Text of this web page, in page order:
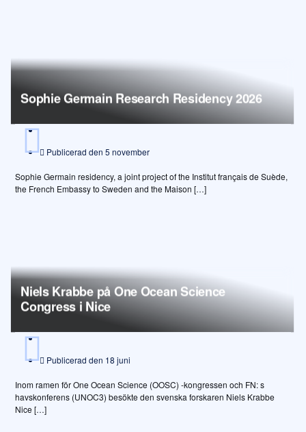
Sophie Germain Research Residency 2026
Publicerad den 5 november
Sophie Germain residency, a joint project of the Institut français de Suède,
the French Embassy to Sweden and the Maison […]
Niels Krabbe på One Ocean Science
Congress i Nice
Publicerad den 18 juni
Inom ramen för One Ocean Science (OOSC) -kongressen och FN: s
havskonferens (UNOC3) besökte den svenska forskaren Niels Krabbe
Nice […]